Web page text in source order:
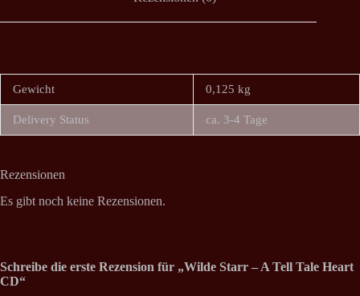
Gewicht 0,125 kg
Delivery Status ca. 3-4 Tage
Rezensionen
Es gibt noch keine Rezensionen.
Schreibe die erste Rezension für „Wilde Starr – A Tell Tale Heart
CD“